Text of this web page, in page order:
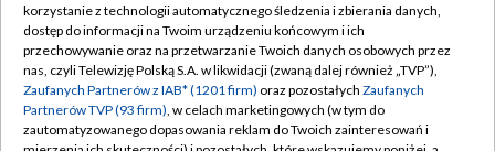
TVP
Abonament TVP
Emisja w TVP
Centrum informacji TVP
Regulamin TVP
Polityka prywatności
Moje zgody
korzystanie z technologii automatycznego śledzenia i zbierania danych,
dostęp do informacji na Twoim urządzeniu końcowym i ich
przechowywanie oraz na przetwarzanie Twoich danych osobowych przez
nas, czyli Telewizję Polską S.A. w likwidacji (zwaną dalej również „TVP”),
Zaufanych Partnerów z IAB* (1201 firm) oraz pozostałych Zaufanych
Partnerów TVP (93 firm), w celach marketingowych (w tym do
zautomatyzowanego dopasowania reklam do Twoich zainteresowań i